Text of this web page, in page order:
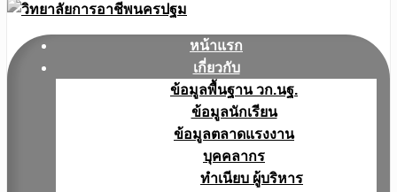
หน้าแรก
เกี่ยวกับ
ข้อมูลพื้นฐาน วก.นฐ.
ข้อมูลนักเรียน
ข้อมูลตลาดแรงงาน
บุคคลากร
ทำเนียบ ผู้บริหาร